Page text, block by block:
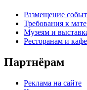
Размещение
Требования к
Музеям и
Ресторанам и кафе
Партнёрам
Реклама на сайте